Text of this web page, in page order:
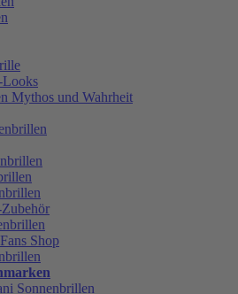
Looks
Mythos und Wahrheit
Shop
Sonnenbrillen